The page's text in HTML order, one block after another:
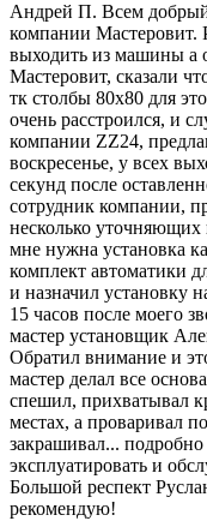
Андрей П. Всем
компании Мастеровит.
выходить из машины а
Мастеровит, сказали
тк столбы 80х80 для
очень расстроился, и
компании ZZ24,
воскресенье, у всех
секунд после
сотрудник компании,
несколько уточняющих
мне нужна установка
комплект автоматики
и назначил установку
15 часов после моего
мастер установщик
Обратил внимание и
мастер делал все
спешил, прихватывал
местах, а проваривал
закрашивал...
эксплуатировать и
Большой респект
рекомендую!